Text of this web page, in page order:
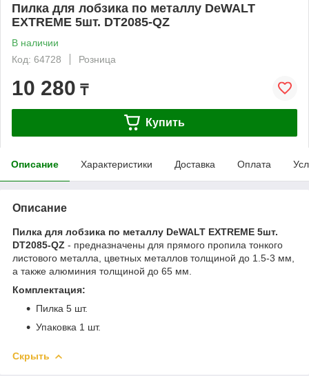
Пилка для лобзика по металлу DeWALT
EXTREME 5шт. DT2085-QZ
В наличии
Код: 64728
Розница
10 280 ₸
Купить
Описание Характеристики Доставка Оплата
Описание
Пилка для лобзика по металлу DeWALT EXTREME 5шт.
DT2085-QZ - предназначены для прямого пропила тонкого
листового металла, цветных металлов толщиной до 1.5-3 мм,
а также алюминия толщиной до 65 мм.
Комплектация:
Пилка 5 шт.
Упаковка 1 шт.
Скрыть